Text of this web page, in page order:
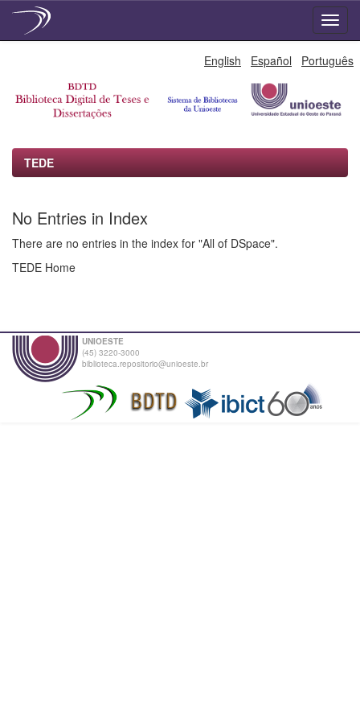
English Español Português
TEDE
No Entries in Index
There are no entries in the index for "All of DSpace".
TEDE Home
UNIOESTE
(45) 3220-3000
biblioteca.repositorio@unioeste.br